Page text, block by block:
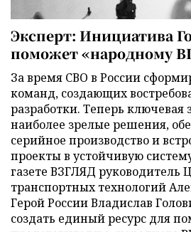
Эксперт: Инициатива
поможет «народному
За время СВО в России
команд, создающих
разработки. Теперь ключевая
наиболее зрелые решения,
серийное производство и
проекты в устойчивую
газете ВЗГЛЯД руководитель
транспортных технологий
Герой России Владислав
создать единый ресурс для